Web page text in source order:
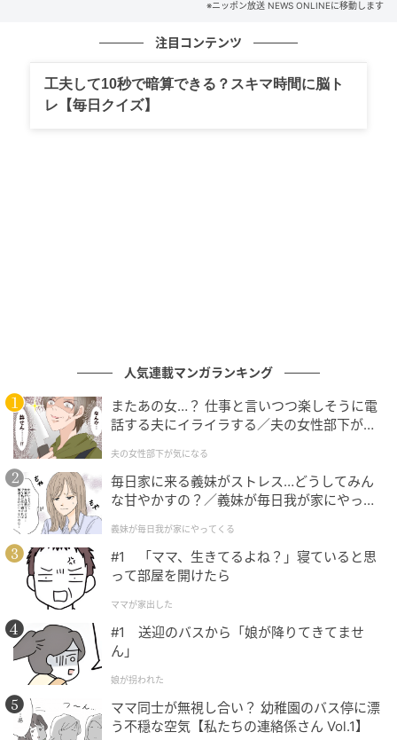
※ニッポン放送 NEWS ONLINEに移動します
注目コンテンツ
工夫して10秒で暗算できる？スキマ時間に脳ト
レ【毎日クイズ】
人気連載マンガランキング
またあの女…？ 仕事と言いつつ楽しそうに電
話する夫にイライラする／夫の女性部下が気
夫の女性部下が気になる
毎日家に来る義妹がストレス…どうしてみん
な甘やかすの？／義妹が毎日我が家にやって
が】
義妹が毎日我が家にやってくる
#1 「ママ、生きてるよね？」寝ていると思
って部屋を開けたら
ママが家出した
#1 送迎のバスから「娘が降りてきてませ
ん」
娘が拐われた
ママ同士が無視し合い？ 幼稚園のバス停に漂
う不穏な空気【私たちの連絡係さん Vol.1】